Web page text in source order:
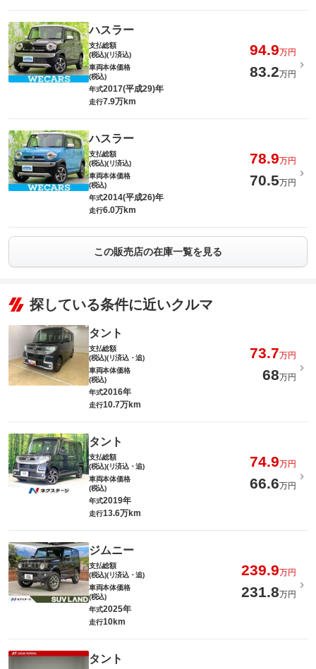
ハスラー
支払総額
(税込)(リ済込)
94.9万円
車両本体価格
(税込)
83.2万円
年式2017(平成29)年
走行7.9万km
ハスラー
支払総額
(税込)(リ済込)
78.9万円
車両本体価格
(税込)
70.5万円
年式2014(平成26)年
走行6.0万km
この販売店の在庫一覧を見る
探している条件に近いクルマ
タント
支払総額
(税込)(リ済込・追)
73.7万円
車両本体価格
(税込)
68万円
年式2016年
走行10.7万km
タント
支払総額
(税込)(リ済込・追)
74.9万円
車両本体価格
(税込)
66.6万円
年式2019年
走行13.6万km
ジムニー
支払総額
(税込)(リ済込・追)
239.9万円
車両本体価格
(税込)
231.8万円
年式2025年
走行10km
タント